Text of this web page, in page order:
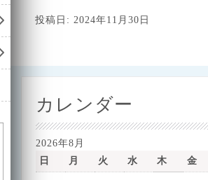
投稿日: 2024年11月30日
カレンダー
2026年8月
日
月 火 水 木 金